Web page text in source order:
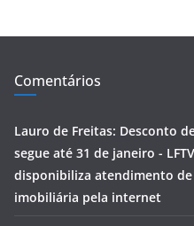
Comentários
Lauro de Freitas: Desconto
segue até 31 de janeiro - LFTV
disponibiliza atendimento
imobiliária pela internet